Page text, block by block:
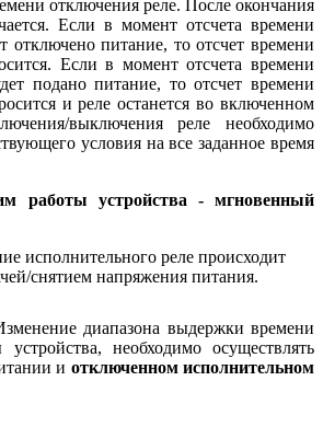
отключения реле. После окончания
Если в момент отсчета времени
отключено питание, то отсчет времени
Если в момент отсчета времени
подано питание, то отсчет времени
и реле останется во включенном
выключения реле необходимо
условия на все заданное время
устройства - мгновенный
исполнительного реле происходит
снятием напряжения питания.
диапазона выдержки времени
необходимо осуществлять
и отключенном исполнительном